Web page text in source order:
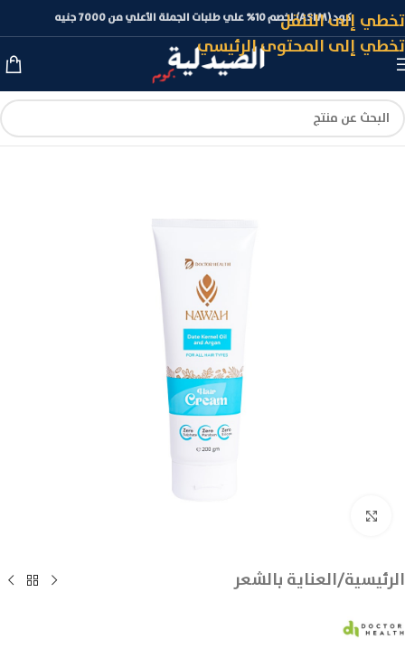
تخطي إلى التنقل
تخطي إلى المحتوى الرئيسي
كود (ASLM) لخصم 10% علي طلبات الجملة الأعلي من 7000 جنيه
الرئيسية/العناية بالشعر